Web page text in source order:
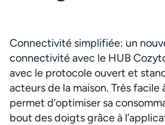
Connectivité simplifiée: un
connectivité avec le HUB
avec le protocole ouvert et
acteurs de la maison. Très facile
permet d’optimiser sa
bout des doigts grâce à